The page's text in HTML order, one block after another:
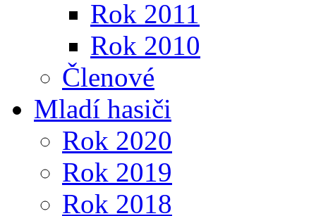
Rok 2011
Rok 2010
Členové
Mladí hasiči
Rok 2020
Rok 2019
Rok 2018